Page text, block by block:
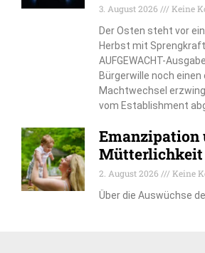
3. August 2026
Keine
Der Osten steht vor
Herbst mit
AUFGEWACHT-
Bürgerwille noch einen
Machtwechsel
vom Establishment
Emanzipation
Mütterlichkeit
2. August 2026
Keine
Über die Auswüchse